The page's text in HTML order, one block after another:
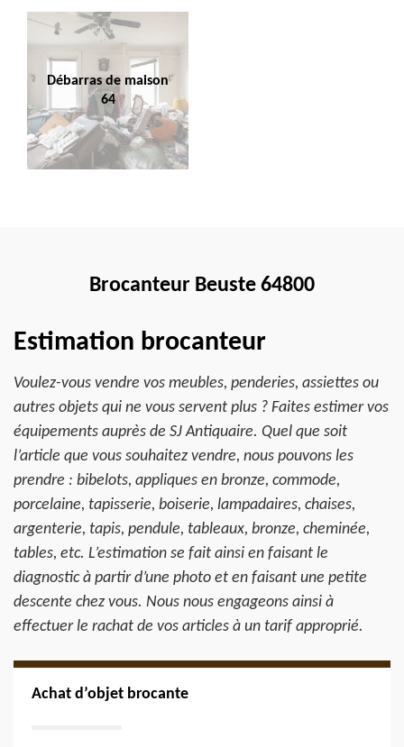
Débarras de maison
64
Brocanteur Beuste 64800
Estimation brocanteur
Voulez-vous vendre vos meubles, penderies, assiettes ou
autres objets qui ne vous servent plus ? Faites estimer vos
équipements auprès de SJ Antiquaire. Quel que soit
l’article que vous souhaitez vendre, nous pouvons les
prendre : bibelots, appliques en bronze, commode,
porcelaine, tapisserie, boiserie, lampadaires, chaises,
argenterie, tapis, pendule, tableaux, bronze, cheminée,
tables, etc. L’estimation se fait ainsi en faisant le
diagnostic à partir d’une photo et en faisant une petite
descente chez vous. Nous nous engageons ainsi à
effectuer le rachat de vos articles à un tarif approprié.
Achat d’objet brocante